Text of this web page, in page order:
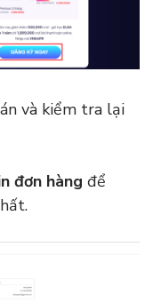
và kiểm tra lại
đơn hàng để